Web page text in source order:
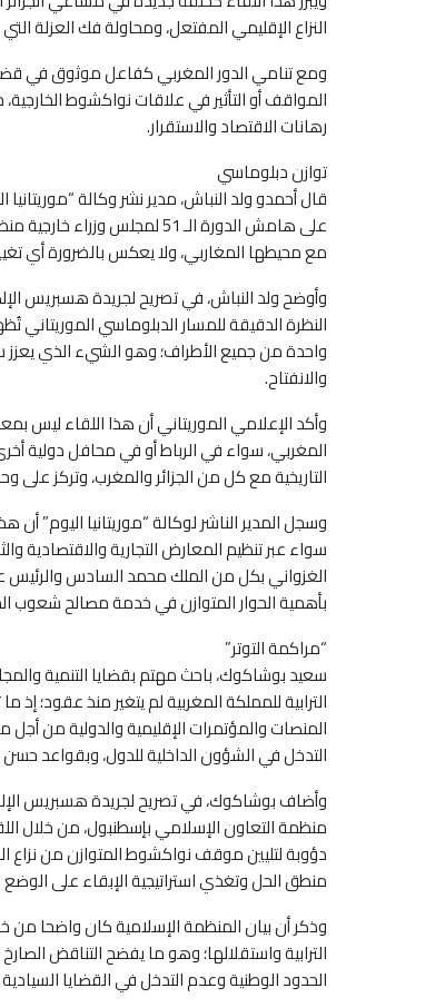
النزاع الإقليمي المفتعل، ومحاولة فك العزلة
ومع تنامي الدور المغربي كفاعل موثوق في
المواقف أو التأثير في علاقات نواكشوط
رهانات الاقتصاد والاستقرار.
توازن دبلوماسي
قال أحمدو ولد النباش، مدير نشر وكالة “موريتانيا
على هامش الدورة الـ 51
مع محيطها المغاربي، ولا يعكس بالضرورة أي
وأوضح ولد النباش، في تصريح لجريدة هسبريس
النظرة الدقيقة للمسار الدبلوماسي
واحدة من جميع الأطراف؛ وهو الشيء الذي يعزز
والانفتاح.
وأكد الإعلامي الموريتاني أن هذا اللقاء ليس
المغربي، سواء في الرباط أو في محافل دولية
التاريخية مع كل من الجزائر والمغرب، وتركز
وسجل المدير الناشر لوكالة “موريتانيا اليوم”
سواء عبر تنظيم المعارض التجارية والاقتصادية
الغزواني بكل من الملك محمد السادس والرئيس
بأهمية الحوار المتوازن في خدمة مصالح شعوب
“مراكمة التوتر”
سعيد بوشاكوك، باحث مهتم بقضايا التنمية
الترابية للمملكة المغربية لم يتغير منذ عقود؛
المنصات والمؤتمرات الإقليمية والدولية من
التدخل في الشؤون الداخلية للدول، وبقواعد حسن
منظمة التعاون الإسلامي بإسطنبول، من خلال
دؤوبة لتليين موقف نواكشوط المتوازن من نزاع
منطق الحل وتغذي استراتيجية الإبقاء على الوضع
الترابية واستقلالها؛ وهو ما يفضح التناقض
الحدود الوطنية وعدم التدخل في القضايا